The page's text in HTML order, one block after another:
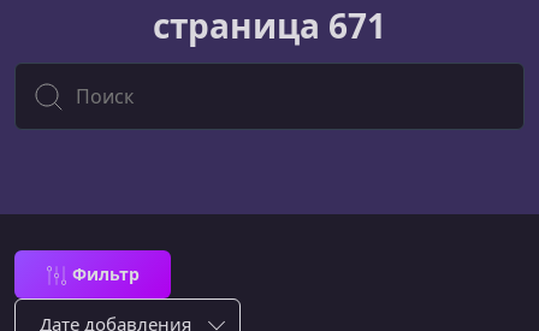
страница 671
Фильтр
Сортировка по: